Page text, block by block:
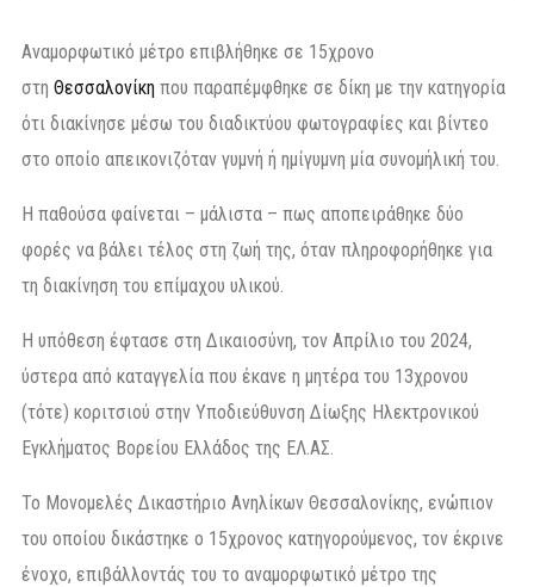
Αναμορφωτικό μέτρο επιβλήθηκε σε 15χρονο
στη Θεσσαλονίκη που παραπέμφθηκε σε δίκη με την κατηγορία
ότι διακίνησε μέσω του διαδικτύου φωτογραφίες και βίντεο
στο οποίο απεικονιζόταν γυμνή ή ημίγυμνη μία συνομήλική του.
Η παθούσα φαίνεται – μάλιστα – πως αποπειράθηκε δύο
φορές να βάλει τέλος στη ζωή της, όταν πληροφορήθηκε για
τη διακίνηση του επίμαχου υλικού.
Η υπόθεση έφτασε στη Δικαιοσύνη, τον Απρίλιο του 2024,
ύστερα από καταγγελία που έκανε η μητέρα του 13χρονου
(τότε) κοριτσιού στην Υποδιεύθυνση Δίωξης Ηλεκτρονικού
Εγκλήματος Βορείου Ελλάδος της ΕΛ.ΑΣ.
Το Μονομελές Δικαστήριο Ανηλίκων Θεσσαλονίκης, ενώπιον
του οποίου δικάστηκε ο 15χρονος κατηγορούμενος, τον έκρινε
ένοχο, επιβάλλοντάς του το αναμορφωτικό μέτρο της